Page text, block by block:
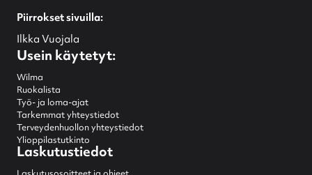
Piirrokset sivuilla:
Ilkka Vuojala
Usein käytetyt:
Wilma
Ruokalista
Työ- ja loma-ajat
Tarkemmat yhteystiedot
Terveydenhuollon yhteystiedot
Ylioppilastutkinto
Laskutustiedot